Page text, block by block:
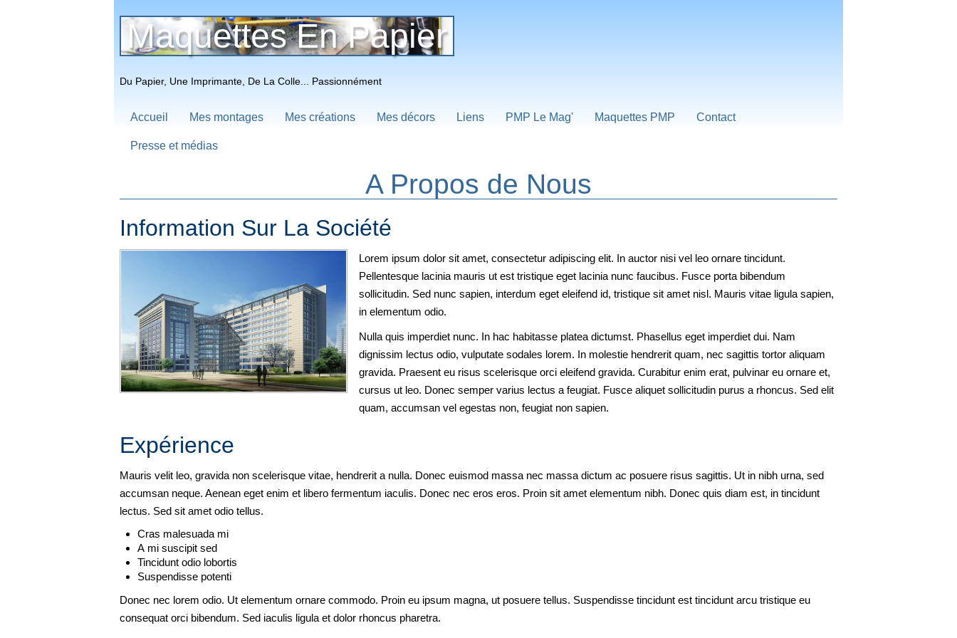
Maquettes En Papier
Du Papier, Une Imprimante, De La Colle... Passionnément
Accueil Mes montages Mes créations Mes décors Liens PMP Le Mag' Maquettes PMP Contact
Presse et médias
A Propos de Nous
Information Sur La Société
Lorem ipsum dolor sit amet, consectetur adipiscing elit. In auctor nisi vel leo ornare tincidunt.
Pellentesque lacinia mauris ut est tristique eget lacinia nunc faucibus. Fusce porta bibendum
sollicitudin. Sed nunc sapien, interdum eget eleifend id, tristique sit amet nisl. Mauris vitae ligula sapien,
in elementum odio.
Nulla quis imperdiet nunc. In hac habitasse platea dictumst. Phasellus eget imperdiet dui. Nam
dignissim lectus odio, vulputate sodales lorem. In molestie hendrerit quam, nec sagittis tortor aliquam
gravida. Praesent eu risus scelerisque orci eleifend gravida. Curabitur enim erat, pulvinar eu ornare et,
cursus ut leo. Donec semper varius lectus a feugiat. Fusce aliquet sollicitudin purus a rhoncus. Sed elit
quam, accumsan vel egestas non, feugiat non sapien.
Expérience
Mauris velit leo, gravida non scelerisque vitae, hendrerit a nulla. Donec euismod massa nec massa dictum ac posuere risus sagittis. Ut in nibh urna, sed
accumsan neque. Aenean eget enim et libero fermentum iaculis. Donec nec eros eros. Proin sit amet elementum nibh. Donec quis diam est, in tincidunt
lectus. Sed sit amet odio tellus.
Cras malesuada mi
A mi suscipit sed
Tincidunt odio lobortis
Suspendisse potenti
Donec nec lorem odio. Ut elementum ornare commodo. Proin eu ipsum magna, ut posuere tellus. Suspendisse tincidunt est tincidunt arcu tristique eu
consequat orci bibendum. Sed iaculis ligula et dolor rhoncus pharetra.